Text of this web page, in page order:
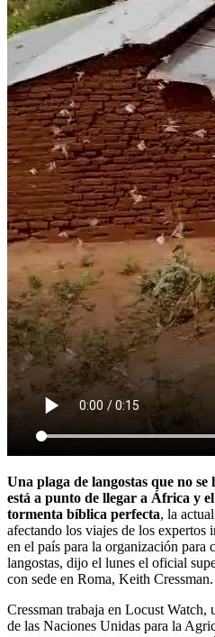
Una plaga de langostas que no se
está a punto de llegar a África y
tormenta bíblica perfecta, la
afectando los viajes de los expertos
en el país para la organización para
langostas, dijo el lunes el oficial
con sede en Roma, Keith Cressman.
Cressman trabaja en Locust
de las Naciones Unidas para la